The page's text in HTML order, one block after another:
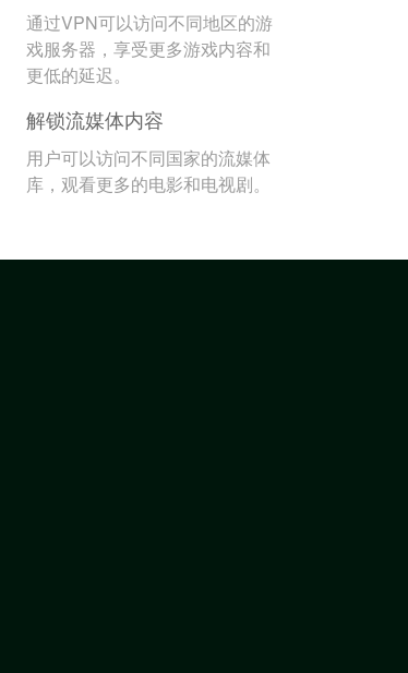
通过VPN可以访问不同地区的游
戏服务器，享受更多游戏内容和
更低的延迟。
解锁流媒体内容
用户可以访问不同国家的流媒体
库，观看更多的电影和电视剧。